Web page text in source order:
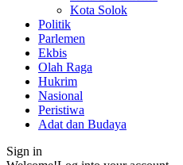
Kota Solok
Politik
Parlemen
Ekbis
Olah Raga
Hukrim
Nasional
Peristiwa
Adat dan Budaya
Sign in